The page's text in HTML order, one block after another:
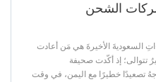
الشحن
السعوديةَ الأخيرةَ هي مَن أعادت
تتوالى؛ إذ أكّدت صحيفة
تصعيدًا خطيرًا مع اليمن، في وقت